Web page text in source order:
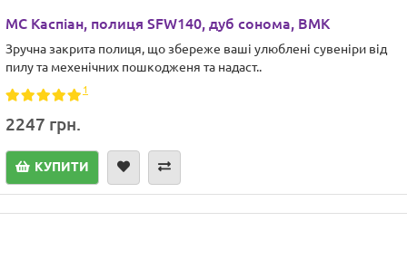
МС Каспіан, полиця SFW140, дуб сонома, ВМК
Зручна закрита полиця, що збереже ваші улюблені сувеніри від
пилу та мехенічних пошкодженя та надаст..
1
2247 грн.
КУПИТИ